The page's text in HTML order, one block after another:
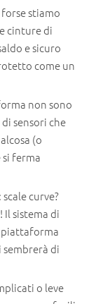
stiamo
cinture di
e sicuro
come un
non sono
sensori che
(o
ferma
curve?
Il sistema di
di
o leve